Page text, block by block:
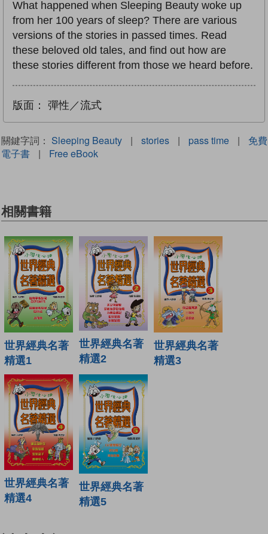
What happened when Sleeping Beauty woke up
from her 100 years of sleep? There are various
versions of the stories in passed times. Read
these beloved old tales, and find out how are
these stories different from those we heard before.
版面： 彈性／流式
關鍵字詞： Sleeping Beauty | stories | pass time |
免費
電子書
| Free eBook
相關書籍
世界經典名著
精選1
世界經典名著
精選2
世界經典名著
精選3
世界經典名著
精選4
世界經典名著
精選5